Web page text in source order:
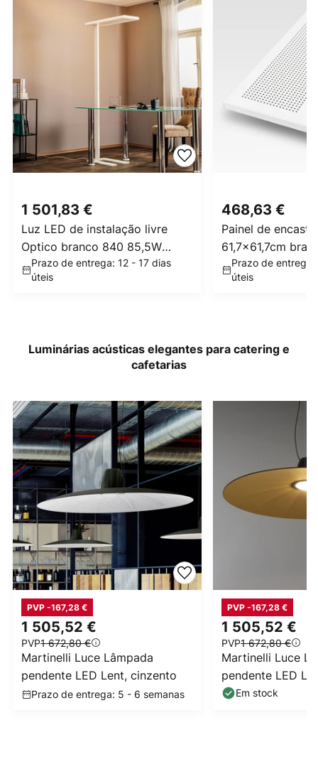
1 501,83 €
Luz LED de instalação livre
Optico branco 840 85,5W
Switchdim
Prazo de entrega: 12 - 17 dias
úteis
468,63 €
Painel de
61,7x61,7cm
42W
Prazo de entrega:
úteis
Luminárias acústicas elegantes para catering e
cafetarias
1 505,52 €
PVP1 672,80 €
PVP -167,28 €
Martinelli Luce Lâmpada
pendente LED Lent, cinzento
Prazo de entrega: 5 - 6 semanas
1 505,52 €
PVP1 672,80 €
PVP -167,28 €
Martinelli Luce
pendente LED
Em stock